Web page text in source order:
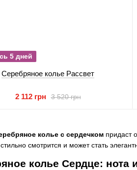
колье с сердечком придаст
смотрится и может стать
колье Сердце: нота
5 дней
Серебряное колье Рассвет
3 520 грн
2 112 грн